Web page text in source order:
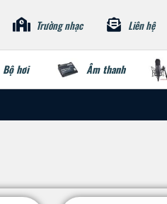
Trường nhạc Liên hệ
Bộ hơi Âm thanh